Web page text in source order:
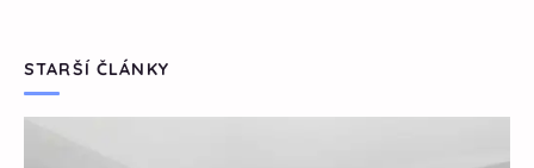
STARŠÍ ČLÁNKY